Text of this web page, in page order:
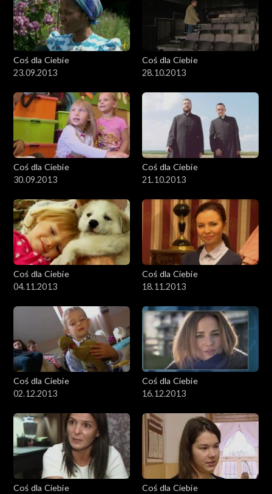
Coś dla Ciebie
23.09.2013
Coś dla Ciebie
28.10.2013
Coś dla Ciebie
30.09.2013
Coś dla Ciebie
21.10.2013
Coś dla Ciebie
04.11.2013
Coś dla Ciebie
18.11.2013
Coś dla Ciebie
02.12.2013
Coś dla Ciebie
16.12.2013
Coś dla Ciebie
Coś dla Ciebie